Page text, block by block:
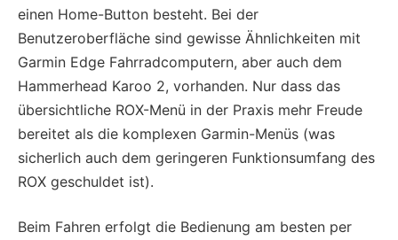
einen Home-Button besteht. Bei der
Benutzeroberfläche sind gewisse Ähnlichkeiten mit
Garmin Edge Fahrradcomputern, aber auch dem
Hammerhead Karoo 2, vorhanden. Nur dass das
übersichtliche ROX-Menü in der Praxis mehr Freude
bereitet als die komplexen Garmin-Menüs (was
sicherlich auch dem geringeren Funktionsumfang des
ROX geschuldet ist).
Beim Fahren erfolgt die Bedienung am besten per